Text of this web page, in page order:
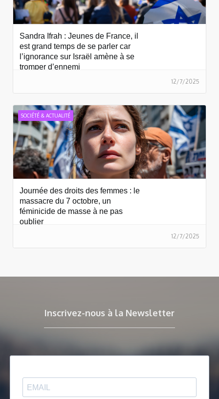
Sandra Ifrah : Jeunes de France, il
est grand temps de se parler car
l’ignorance sur Israël amène à se
tromper d’ennemi
12/7/2025
SOCIÉTÉ & ACTUALITÉ
Journée des droits des femmes : le
massacre du 7 octobre, un
féminicide de masse à ne pas
oublier
12/7/2025
Inscrivez-nous à la Newsletter